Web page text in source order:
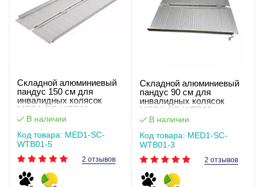
Складной алюминиевый
пандус 150 см для
инвалидных колясок
MED1-SC-WTB01
В наличии
Код товара: MED1-SC-
WTB01-5
2 отзывов
Складной алюминиевый
пандус 90 см для
инвалидных колясок
MED1-SC-WTB01
В наличии
Код товара: MED1-SC-
WTB01-3
2 отзывов